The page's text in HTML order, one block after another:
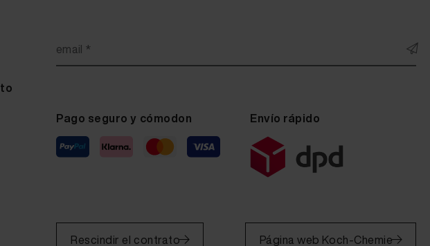
email *
Pago seguro y cómodon Envío rápido
Rescindir el contrato Página web Koch-Chemie